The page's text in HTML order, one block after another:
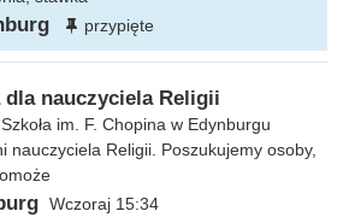
przypięte
dla nauczyciela Religii
im. F. Chopina w Edynburgu
nauczyciela Religii. Poszukujemy osoby,
Wczoraj 15:34